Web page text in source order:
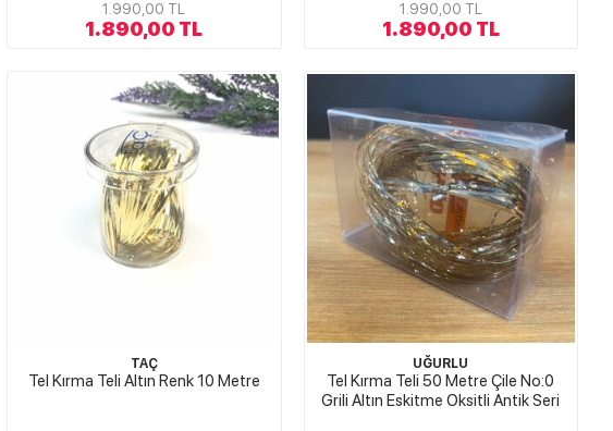
1.990,00 TL
1.890,00 TL
1.990,00 TL
1.890,00 TL
TAÇ
Tel Kırma Teli Altın Renk 10 Metre
UĞURLU
Tel Kırma Teli 50 Metre Çile No:0
Grili Altın Eskitme Oksitli Antik Seri